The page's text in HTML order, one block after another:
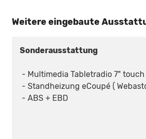
Weitere eingebaute
Sonderausstattung
- Multimedia Tabletradio 7" touch
- Standheizung eCoupé (
- ABS + EBD